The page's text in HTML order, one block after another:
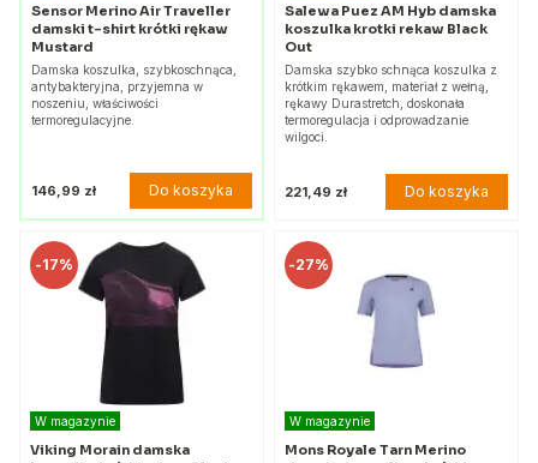
Sensor Merino Air Traveller
damski t-shirt krótki rękaw
Mustard
Damska koszulka, szybkoschnąca,
antybakteryjna, przyjemna w
noszeniu, właściwości
termoregulacyjne.
146,99 zł Do koszyka
Salewa Puez AM Hyb damska
koszulka krotki rekaw Black
Out
Damska szybko schnąca koszulka z
krótkim rękawem, materiał z wełną,
rękawy Durastretch, doskonała
termoregulacja i odprowadzanie
wilgoci.
221,49 zł Do koszyka
-17%
W magazynie
Viking Morain damska
-27%
W magazynie
Mons Royale Tarn Merino